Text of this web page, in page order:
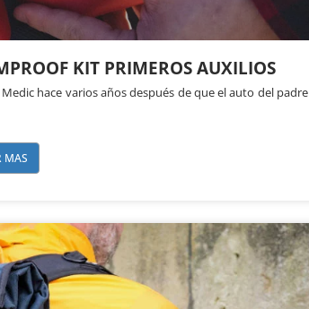
KIT PRIMEROS AUXILIOS
hace varios años después de que el auto del padre
MAS